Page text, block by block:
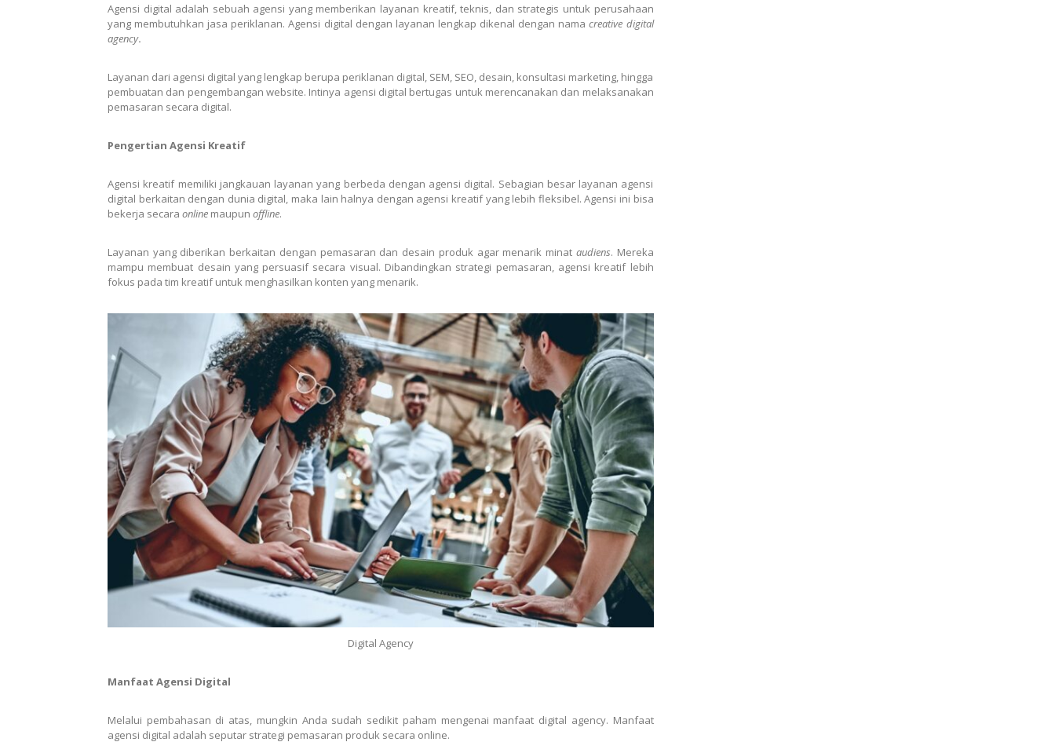
Agensi digital adalah sebuah agensi yang memberikan layanan kreatif, teknis, dan strategis untuk perusahaan
yang membutuhkan jasa periklanan. Agensi digital dengan layanan lengkap dikenal dengan namacreative digital
agency.
Layanan dari agensi digital yang lengkap berupa periklanan digital, SEM, SEO, desain, konsultasi marketing, hingga
pembuatan dan pengembangan website. Intinya agensi digital bertugas untuk merencanakan dan melaksanakan
pemasaran secara digital.
Pengertian Agensi Kreatif
Agensi kreatif memiliki jangkauan layanan yang berbeda dengan agensi digital. Sebagian besar layanan agensi
digital berkaitan dengan dunia digital, maka lain halnya dengan agensi kreatif yang lebih fleksibel. Agensi ini bisa
bekerja secara online maupun offline.
Layanan yang diberikan berkaitan dengan pemasaran dan desain produk agar menarik minat audiens. Mereka
mampu membuat desain yang persuasif secara visual. Dibandingkan strategi pemasaran, agensi kreatif lebih
fokus pada tim kreatif untuk menghasilkan konten yang menarik.
Digital Agency
Manfaat Agensi Digital
Melalui pembahasan di atas, mungkin Anda sudah sedikit paham mengenai manfaat digital agency. Manfaat
agensi digital adalah seputar strategi pemasaran produk secara online.